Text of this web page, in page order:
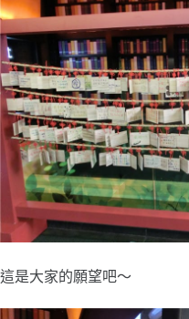
這是大家的願望吧～